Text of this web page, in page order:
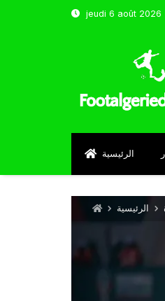
jeudi 6 août 2026
الرئيسية
الرئيسية